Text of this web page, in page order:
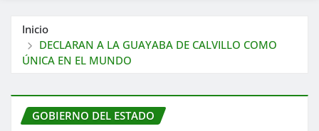
Inicio
DECLARAN A LA GUAYABA DE CALVILLO COMO
ÚNICA EN EL MUNDO
GOBIERNO DEL ESTADO